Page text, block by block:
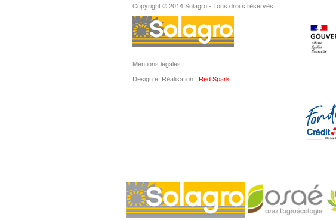
Copyright © 2014 Solagro - Tous droits réservés
Mentions légales
Design et Réalisation : Red Spark